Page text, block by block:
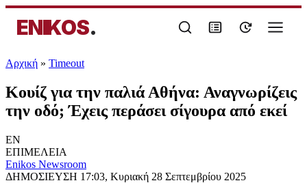
ENIKOS.
Αρχική » Timeout
Κουίζ για την παλιά Αθήνα: Αναγνωρίζεις
την οδό; Έχεις περάσει σίγουρα από εκεί
EN
ΕΠΙΜΕΛΕΙΑ
Enikos Newsroom
ΔΗΜΟΣΙΕΥΣΗ 17:03, Κυριακή 28 Σεπτεμβρίου 2025